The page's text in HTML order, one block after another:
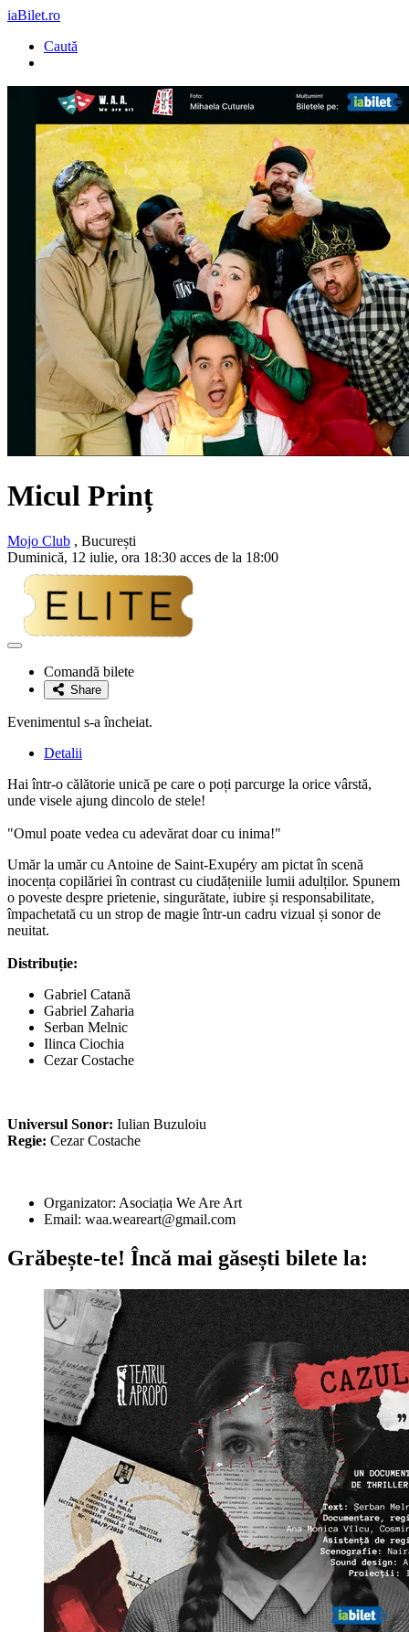
iaBilet.ro
Caută
Micul Prinț
Mojo Club , București
Duminică, 12 iulie, ora 18:30 acces de la 18:00
Adaugă
favoriteComandă bilete
Share
Evenimentul s-a încheiat.
Detalii
Hai într-o călătorie unică pe care o poți parcurge la orice vârstă,
unde visele ajung dincolo de stele!
"Omul poate vedea cu adevărat doar cu inima!"
Umăr la umăr cu Antoine de Saint-Exupéry am pictat în scenă
inocența copilăriei în contrast cu ciudățeniile lumii adulților. Spunem
o poveste despre prietenie, singurătate, iubire și responsabilitate,
împachetată cu un strop de magie într-un cadru vizual și sonor de
neuitat.
Distribuție:
Gabriel Catană
Gabriel Zaharia
Serban Melnic
Ilinca Ciochia
Cezar Costache
Universul Sonor: Iulian Buzuloiu
Regie: Cezar Costache
Organizator: Asociația We Are Art
Email: waa.weareart@gmail.com
Grăbește-te! Încă mai găsești bilete la: